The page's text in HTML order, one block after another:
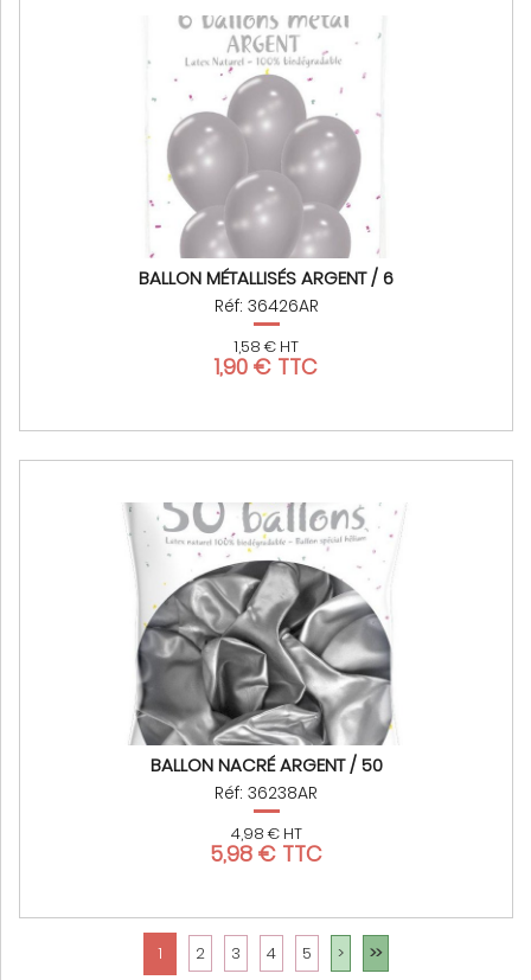
BALLON MÉTALLISÉS ARGENT / 6
Réf: 36426AR
1,58 € HT
1,90 € TTC
BALLON NACRÉ ARGENT / 50
Réf: 36238AR
4,98 € HT
5,98 € TTC
1 2 3 4 5 > >>